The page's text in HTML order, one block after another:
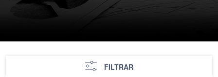
FILTRAR